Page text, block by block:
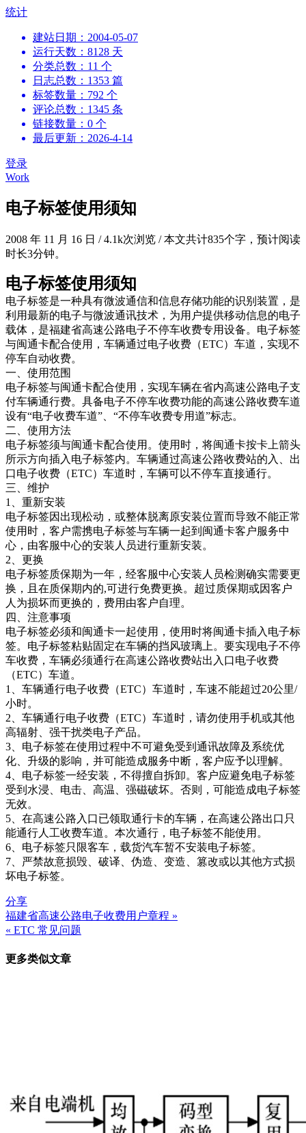
跳
统计
建站日期：2004-05-07
运行天数：8128 天
分类总数：11 个
日志总数：1353 篇
标签数量：792 个
评论总数：1345 条
链接数量：0 个
最后更新：2026-4-14
登录
Work
电子标签使用须知
2008 年 11 月 16 日 /4.1k次浏览 /本文共计835个字，预计阅读
时长3分钟。
电子标签使用须知
电子标签是一种具有微波通信和信息存储功能的识别装置，是
利用最新的电子与微波通讯技术，为用户提供移动信息的电子
载体，是福建省高速公路电子不停车收费专用设备。电子标签
与闽通卡配合使用，车辆通过电子收费（ETC）车道，实现不
停车自动收费。
一、使用范围
电子标签与闽通卡配合使用，实现车辆在省内高速公路电子支
付车辆通行费。具备电子不停车收费功能的高速公路收费车道
设有“电子收费车道”、“不停车收费专用道”标志。
二、使用方法
电子标签须与闽通卡配合使用。使用时，将闽通卡按卡上箭头
所示方向插入电子标签内。车辆通过高速公路收费站的入、出
口电子收费（ETC）车道时，车辆可以不停车直接通行。
三、维护
1、重新安装
电子标签因出现松动，或整体脱离原安装位置而导致不能正常
使用时，客户需携电子标签与车辆一起到闽通卡客户服务中
心，由客服中心的安装人员进行重新安装。
2、更换
电子标签质保期为一年，经客服中心安装人员检测确实需要更
换，且在质保期内的,可进行免费更换。超过质保期或因客户
人为损坏而更换的，费用由客户自理。
四、注意事项
电子标签必须和闽通卡一起使用，使用时将闽通卡插入电子标
签。电子标签粘贴固定在车辆的挡风玻璃上。要实现电子不停
车收费，车辆必须通行在高速公路收费站出入口电子收费
（ETC）车道。
1、车辆通行电子收费（ETC）车道时，车速不能超过20公里/
小时。
2、车辆通行电子收费（ETC）车道时，请勿使用手机或其他
高辐射、强干扰类电子产品。
3、电子标签在使用过程中不可避免受到通讯故障及系统优
化、升级的影响，并可能造成服务中断，客户应予以理解。
4、电子标签一经安装，不得擅自拆卸。客户应避免电子标签
受到水浸、电击、高温、强磁破坏。否则，可能造成电子标签
无效。
5、在高速公路入口已领取通行卡的车辆，在高速公路出口只
能通行人工收费车道。本次通行，电子标签不能使用。
6、电子标签只限客车，载货汽车暂不安装电子标签。
7、严禁故意损毁、破译、伪造、变造、篡改或以其他方式损
坏电子标签。
分享
文
章
导
福建省高速公路电子收费用户章程 »
« ETC 常见问题
更多类似文章